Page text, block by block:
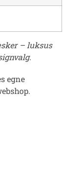
– luksus
egne
.